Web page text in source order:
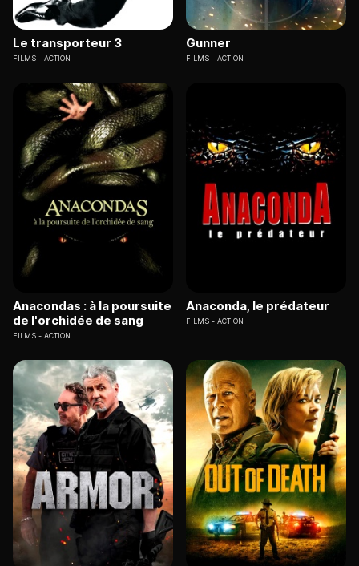
Le transporteur 3
FILMS ACTION
Gunner
FILMS ACTION
Anacondas : à la poursuite
de l'orchidée de sang
FILMS ACTION
Anaconda, le prédateur
FILMS ACTION